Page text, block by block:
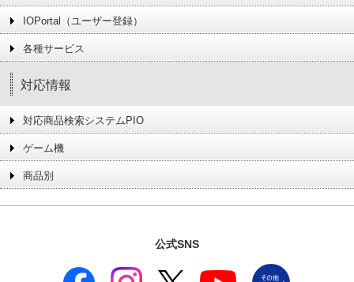
IOPortal（ユーザー登録）
各種サービス
対応情報
対応商品検索システムPIO
ゲーム機
商品別
公式SNS